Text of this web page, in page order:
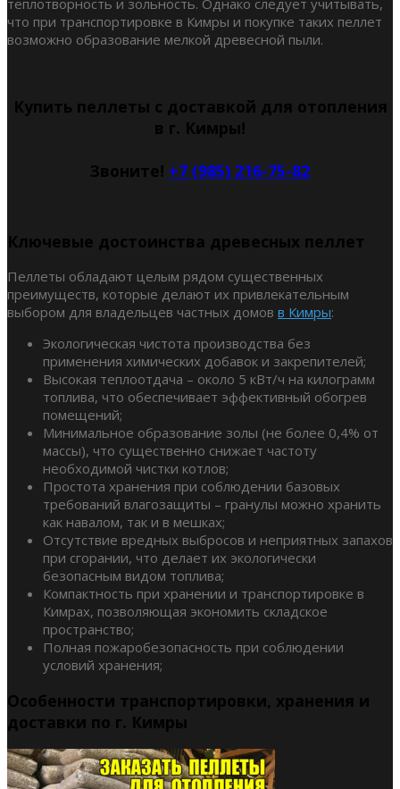
теплотворность и зольность. Однако следует учитывать,
что при транспортировке в Кимры и покупке таких пеллет
возможно образование мелкой древесной пыли.
Купить пеллеты с доставкой для отопления
в г. Кимры!
Звоните! +7 (985) 216-75-82
Ключевые достоинства древесных пеллет
Пеллеты обладают целым рядом существенных
преимуществ, которые делают их привлекательным
выбором для владельцев частных домов в Кимры:
Экологическая чистота производства без
применения химических добавок и закрепителей;
Высокая теплоотдача – около 5 кВт/ч на килограмм
топлива, что обеспечивает эффективный обогрев
помещений;
Минимальное образование золы (не более 0,4% от
массы), что существенно снижает частоту
необходимой чистки котлов;
Простота хранения при соблюдении базовых
требований влагозащиты – гранулы можно хранить
как навалом, так и в мешках;
Отсутствие вредных выбросов и неприятных запахов
при сгорании, что делает их экологически
безопасным видом топлива;
Компактность при хранении и транспортировке в
Кимрах, позволяющая экономить складское
пространство;
Полная пожаробезопасность при соблюдении
условий хранения;
Особенности транспортировки, хранения и
доставки по г. Кимры